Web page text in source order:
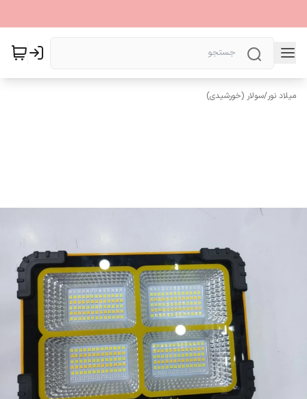
میلاد نور/سولار (خورشیدی)